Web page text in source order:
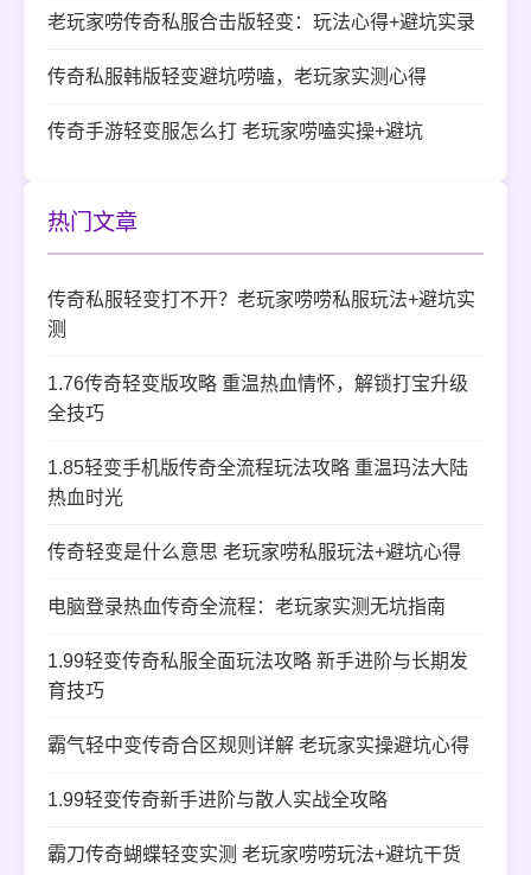
老玩家唠传奇私服合击版轻变：玩法心得+避坑实录
传奇私服韩版轻变避坑唠嗑，老玩家实测心得
传奇手游轻变服怎么打 老玩家唠嗑实操+避坑
热门文章
传奇私服轻变打不开？老玩家唠唠私服玩法+避坑实
测
1.76传奇轻变版攻略 重温热血情怀，解锁打宝升级
全技巧
1.85轻变手机版传奇全流程玩法攻略 重温玛法大陆
热血时光
传奇轻变是什么意思 老玩家唠私服玩法+避坑心得
电脑登录热血传奇全流程：老玩家实测无坑指南
1.99轻变传奇私服全面玩法攻略 新手进阶与长期发
育技巧
霸气轻中变传奇合区规则详解 老玩家实操避坑心得
1.99轻变传奇新手进阶与散人实战全攻略
霸刀传奇蝴蝶轻变实测 老玩家唠唠玩法+避坑干货